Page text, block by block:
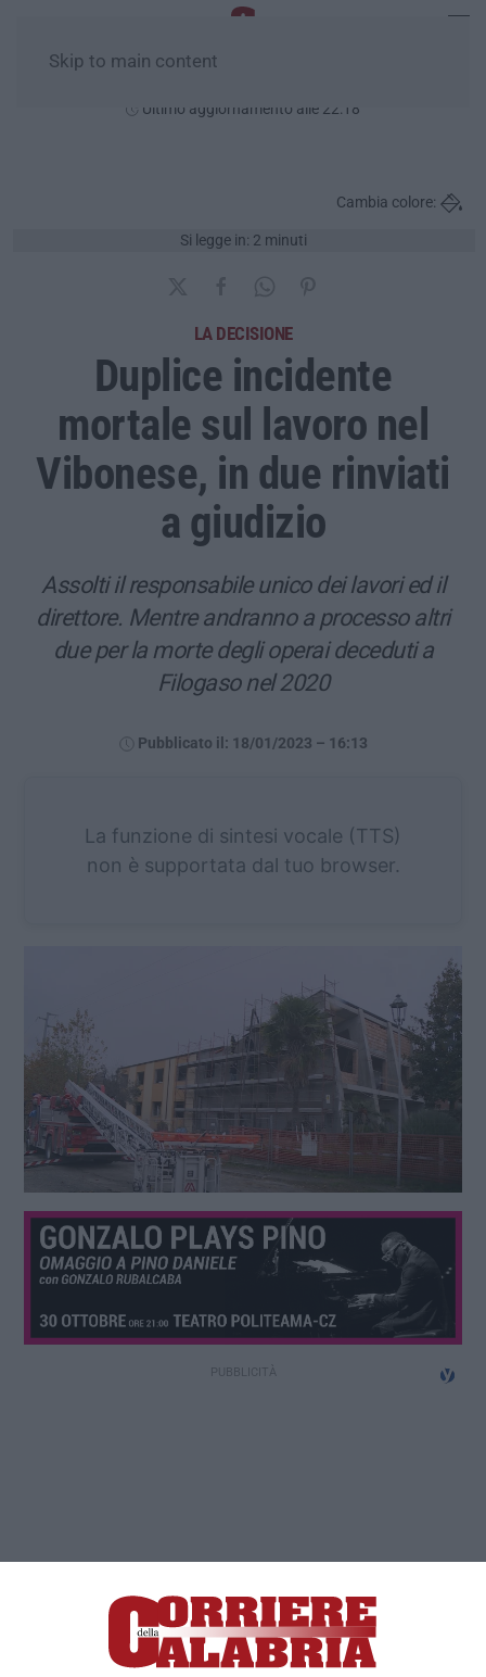
Skip to main content
Ultimo aggiornamento alle 22:18
Si legge in: 2 minuti
Cambia colore:
LA DECISIONE
Duplice incidente
mortale sul lavoro nel
Vibonese, in due rinviati
a giudizio
Assolti il responsabile unico dei lavori ed il
direttore. Mentre andranno a processo altri
due per la morte degli operai deceduti a
Filogaso nel 2020
Pubblicato il: 18/01/2023 – 16:13
La funzione di sintesi vocale (TTS)
non è supportata dal tuo browser.